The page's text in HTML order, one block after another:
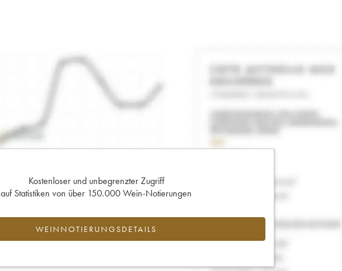
Kostenloser und unbegrenzter Zugriff
auf Statistiken von über 150.000 Wein-Notierungen
WEINNOTIERUNGSDETAILS